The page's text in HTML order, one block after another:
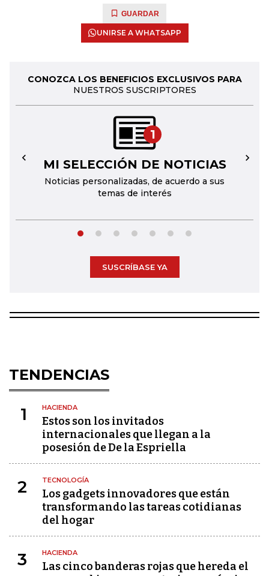
GUARDAR
UNIRSE A WHATSAPP
CONOZCA LOS BENEFICIOS EXCLUSIVOS PARA
NUESTROS SUSCRIPTORES
1
MI SELECCIÓN DE NOTICIAS
Noticias personalizadas, de acuerdo a sus
temas de interés
← →
SUSCRÍBASE YA
TENDENCIAS
1 HACIENDA
Estos son los invitados
internacionales que llegan a la
posesión de De la Espriella
2 TECNOLOGÍA
Los gadgets innovadores que están
transformando las tareas cotidianas
del hogar
3 HACIENDA
Las cinco banderas rojas que hereda el